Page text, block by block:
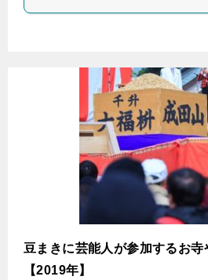
豆まきに芸能人が参加するお寺
【2019年】